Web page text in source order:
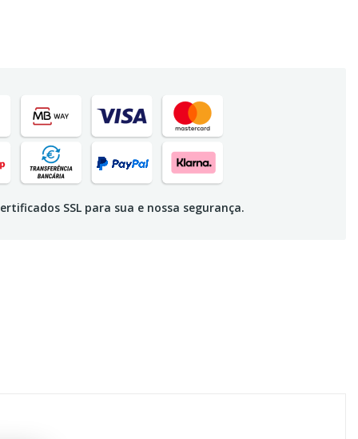
SSL para sua e nossa segurança.